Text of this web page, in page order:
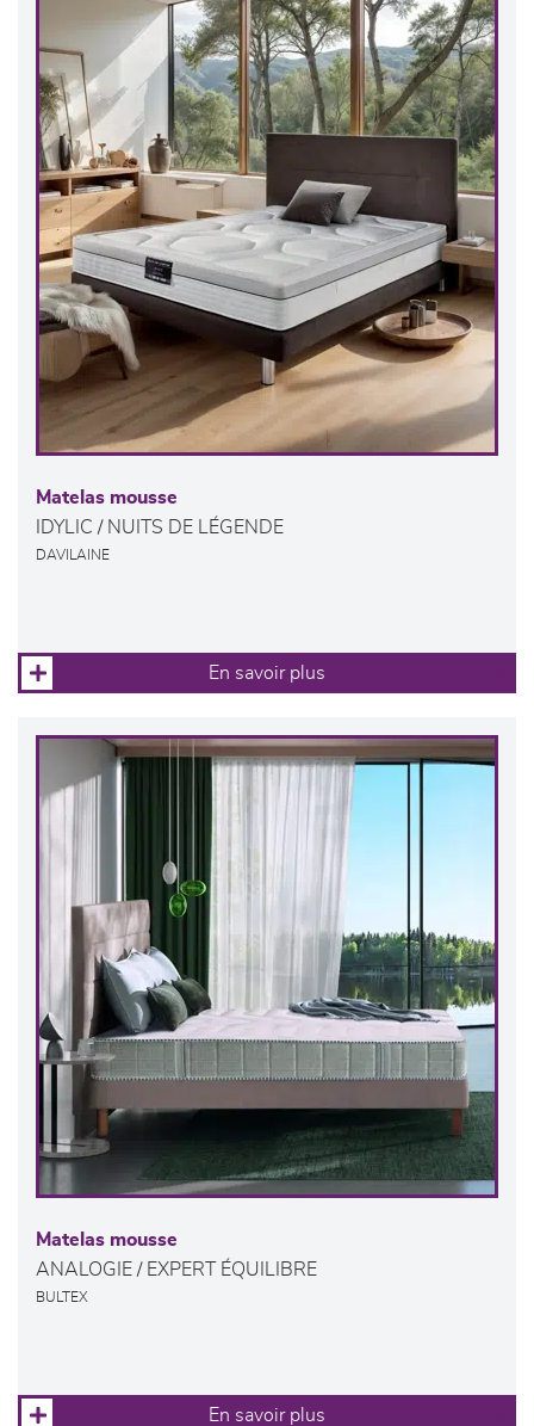
Matelas mousse
IDYLIC / NUITS DE LÉGENDE
DAVILAINE
En savoir plus
Matelas mousse
ANALOGIE / EXPERT ÉQUILIBRE
BULTEX
En savoir plus